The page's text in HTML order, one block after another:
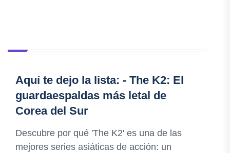
Aquí te dejo la lista: - The K2: El
guardaespaldas más letal de
Corea del Sur
Descubre por qué 'The K2' es una de las
mejores series asiáticas de acción: un